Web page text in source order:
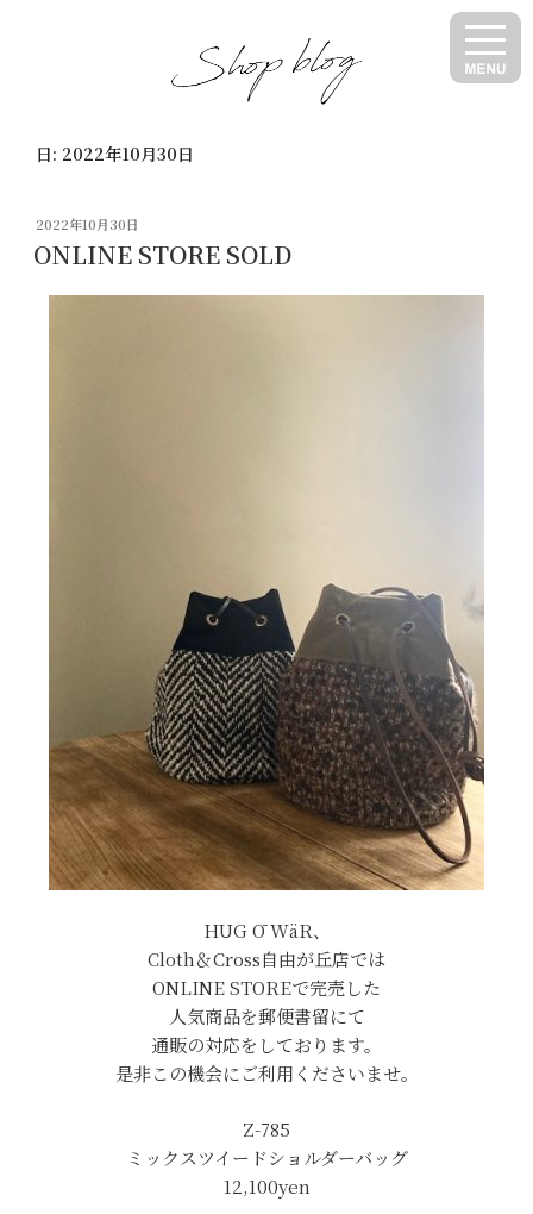
日: 2022年10月30日
投
稿
日:
2022年10月30日
ONLINE STORE SOLD
HUG Ō WäR、
Cloth＆Cross自由が丘店では
ONLINE STOREで完売した
人気商品を郵便書留にて
通販の対応をしております。
是非この機会にご利用くださいませ。
Z-785
ミックスツイードショルダーバッグ
12,100yen